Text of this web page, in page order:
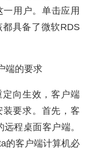
用户。单击应用
具备了微软RDS
端的要求
向生效，客户端
要求。首先，客
程桌面客户端。
的客户端计算机必